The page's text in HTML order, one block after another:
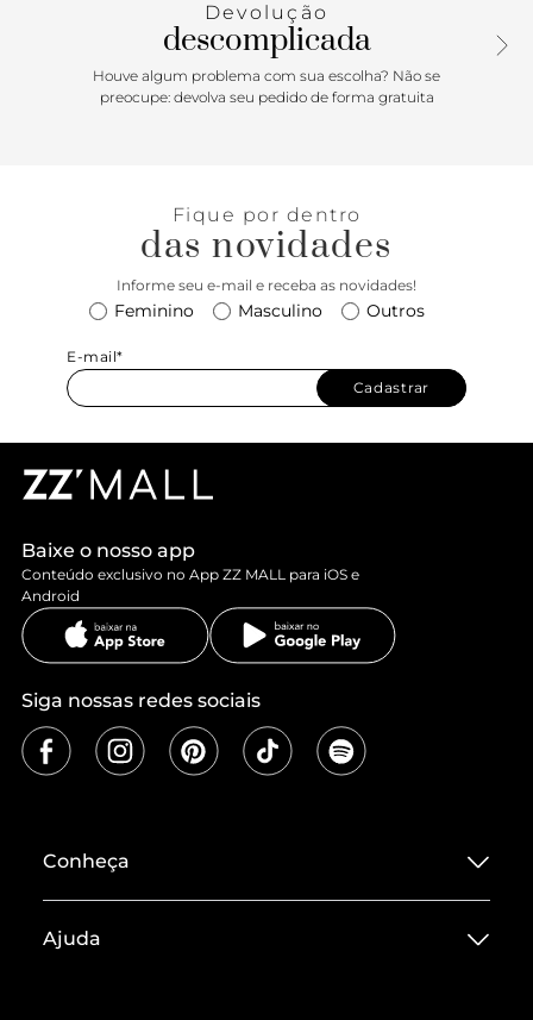
além de bolso interno. Acompanha dois bag charm, um liso
em couro e outro acamurçado com matelassê e detalhe
em metal, presos à bolsa por tiras finas.
Devolução
descomplicada
Houve algum problema com sua escolha? Não se
preocupe: devolva seu pedido de forma gratuita
Fique por dentro
das novidades
Informe seu e-mail e receba as novidades!
Feminino Masculino Outros
E-mail*
Cadastrar
Baixe o nosso app
Conteúdo exclusivo no App ZZ MALL para iOS e
Android
Siga nossas redes sociais
Conheça
Termos de Uso
Ajuda